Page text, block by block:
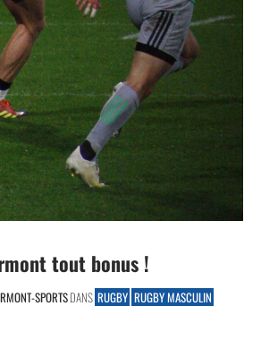
tout bonus !
SPORTSDANS RUGBY RUGBY MASCULIN